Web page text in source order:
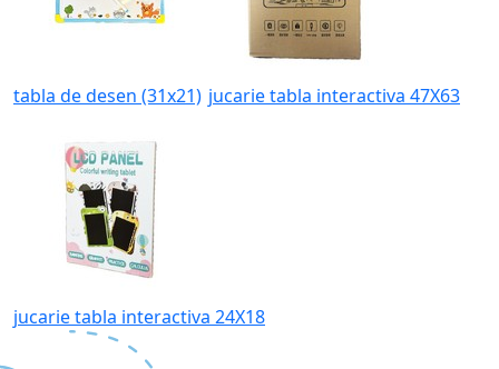
tabla de desen (31x21) jucarie tabla interactiva 47X63
jucarie tabla interactiva 24X18